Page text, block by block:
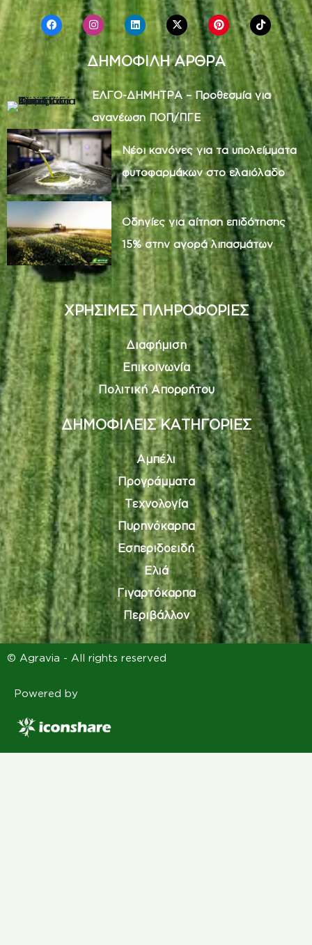
ΔΗΜΟΦΙΛΗ ΑΡΘΡΑ
ΕΛΓΟ-ΔΗΜΗΤΡΑ – Προθεσμία για
ανανέωση ΠΟΠ/ΠΓΕ
Νέοι κανόνες για τα υπολείμματα
φυτοφαρμάκων στο ελαιόλαδο
Οδηγίες για αίτηση επιδότησης
15% στην αγορά λιπασμάτων
ΧΡΗΣΙΜΕΣ ΠΛΗΡΟΦΟΡΙΕΣ
Διαφήμιση
Επικοινωνία
Πολιτική Απορρήτου
ΔΗΜΟΦΙΛΕΙΣ ΚΑΤΗΓΟΡΙΕΣ
Αμπέλι
Προγράμματα
Τεχνολογία
Πυρηνόκαρπα
Εσπεριδοειδή
Ελιά
Γιγαρτόκαρπα
Περιβάλλον
© Agravia - All rights reserved
Powered by